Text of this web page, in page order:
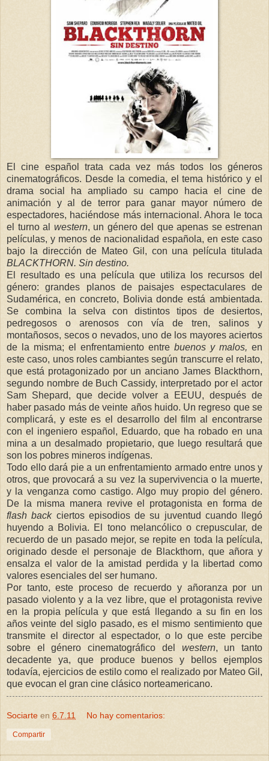
El cine español trata cada vez más todos los géneros
cinematográficos. Desde la comedia, el tema histórico y el
drama social ha ampliado su campo hacia el cine de
animación y al de terror para ganar mayor número de
espectadores, haciéndose más internacional. Ahora le toca
el turno al western, un género del que apenas se estrenan
películas, y menos de nacionalidad española, en este caso
bajo la dirección de Mateo Gil, con una película titulada
BLACKTHORN. Sin destino.
El resultado es una película que utiliza los recursos del
género: grandes planos de paisajes espectaculares de
Sudamérica, en concreto, Bolivia donde está ambientada.
Se combina la selva con distintos tipos de desiertos,
pedregosos o arenosos con vía de tren, salinos y
montañosos, secos o nevados, uno de los mayores aciertos
de la misma; el enfrentamiento entre buenos y malos, en
este caso, unos roles cambiantes según transcurre el relato,
que está protagonizado por un anciano James Blackthorn,
segundo nombre de Buch Cassidy, interpretado por el actor
Sam Shepard, que decide volver a EEUU, después de
haber pasado más de veinte años huido. Un regreso que se
complicará, y este es el desarrollo del film al encontrarse
con el ingeniero español, Eduardo, que ha robado en una
mina a un desalmado propietario, que luego resultará que
son los pobres mineros indígenas.
Todo ello dará pie a un enfrentamiento armado entre unos y
otros, que provocará a su vez la supervivencia o la muerte,
y la venganza como castigo. Algo muy propio del género.
De la misma manera revive el protagonista en forma de
flash backciertos episodios de su juventud cuando llegó
huyendo a Bolivia. El tono melancólico o crepuscular, de
recuerdo de un pasado mejor, se repite en toda la película,
originado desde el personaje de Blackthorn, que añora y
ensalza el valor de la amistad perdida y la libertad como
valores esenciales del ser humano.
Por tanto, este proceso de recuerdo y añoranza por un
pasado violento y a la vez libre, que el protagonista revive
en la propia película y que está llegando a su fin en los
años veinte del siglo pasado, es el mismo sentimiento que
transmite el director al espectador, o lo que este percibe
sobre el género cinematográfico del western, un tanto
decadente ya, que produce buenos y bellos ejemplos
todavía, ejercicios de estilo como el realizado por Mateo Gil,
que evocan el gran cine clásico norteamericano.
Sociarte en 6.7.11 No hay comentarios:
Compartir